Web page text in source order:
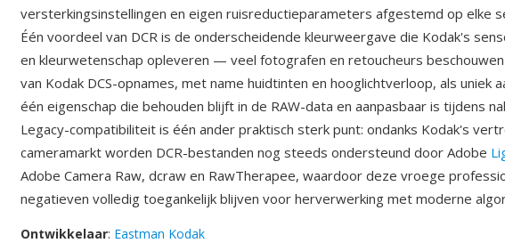
versterkingsinstellingen en eigen ruisreductieparameters afgestemd op elke
Één voordeel van DCR is de onderscheidende kleurweergave die Kodak's
en kleurwetenschap opleveren — veel fotografen en retoucheurs
van Kodak DCS-opnames, met name huidtinten en hooglichtverloop, als uniek
één eigenschap die behouden blijft in de RAW-data en aanpasbaar is tijdens
Legacy-compatibiliteit is één ander praktisch sterk punt: ondanks Kodak's
cameramarkt worden DCR-bestanden nog steeds ondersteund door Adobe
Adobe Camera Raw, dcraw en RawTherapee, waardoor deze vroege
negatieven volledig toegankelijk blijven voor herverwerking met moderne
Ontwikkelaar: Eastman Kodak